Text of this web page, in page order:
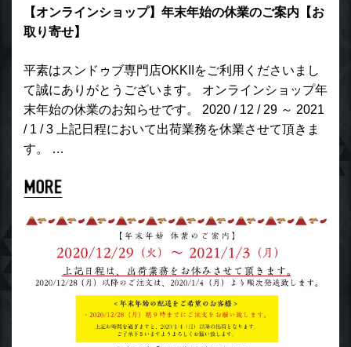
【オンラインショップ】年末年始の休業のご案内【お
取り寄せ】
平素はスンドゥブ専門店OKKIIをご利用くださいまし
て誠にありがとうございます。 オンラインショップ年
末年始の休業のお知らせです。 2020 / 12 / 29 ～ 2021
/ 1 / 3 上記日程において出荷業務を休業させて頂きま
す。 …